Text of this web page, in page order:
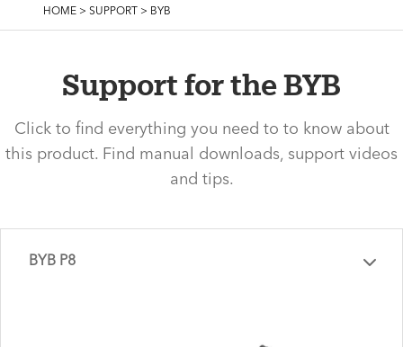
BREADCRUMB
HOME > SUPPORT > BYB
Support for the BYB
Click to find everything you need to to know about
this product. Find manual downloads, support videos
and tips.
BYB P8